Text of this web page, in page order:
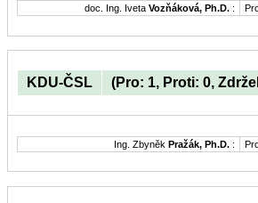
doc. Ing. Iveta Vozňáková, Ph.D. :
KDU-ČSL (Pro: 1, Proti: 0,
Ing. Zbyněk Pražák, Ph.D. :